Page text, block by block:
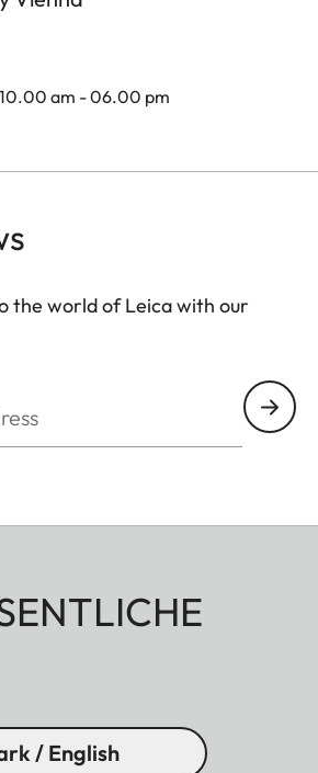
am - 06.00 pm
the world of Leica with our
/ English